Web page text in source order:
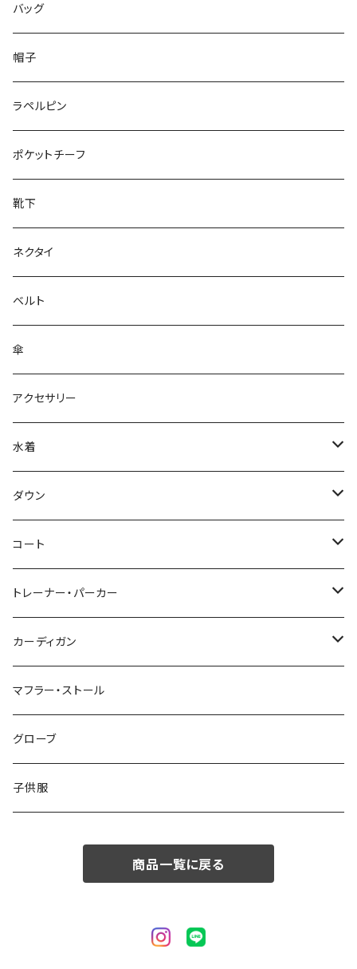
50/XL～
48/L
50/XL～
46/M
48/L
50/XL～
～25.5cm
26cm～
27cm～
28cm～
バッグ
帽子
ラペルピン
ポケットチーフ
靴下
ネクタイ
ベルト
傘
アクセサリー
水着
～44/S
46/M
48/L
50/XL～
ダウン
～44/S
46/M
48/L
50/XL～
コート
～44/S
46/M
48/L
50/XL～
トレーナー・パーカー
～44/S
46/M
48/L
50/XL～
カーディガン
～44/S
46/M
48/L
マフラー・ストール
グローブ
子供服
商品一覧に戻る